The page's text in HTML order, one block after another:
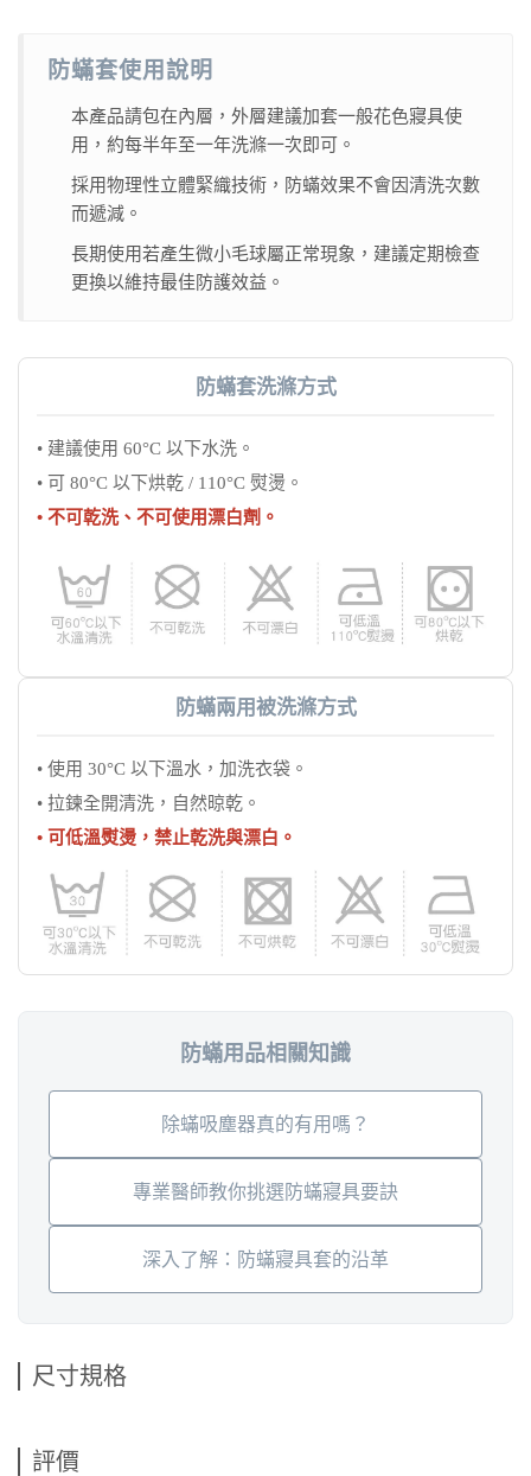
防蟎套使用說明
本產品請包在內層，外層建議加套一般花色寢具使
用，約每半年至一年洗滌一次即可。
採用物理性立體緊織技術，防蟎效果不會因清洗次數
而遞減。
長期使用若產生微小毛球屬正常現象，建議定期檢查
更換以維持最佳防護效益。
防蟎套洗滌方式
• 建議使用 60°C 以下水洗。
• 可 80°C 以下烘乾 / 110°C 熨燙。
• 不可乾洗、不可使用漂白劑。
防蟎兩用被洗滌方式
• 使用 30°C 以下溫水，加洗衣袋。
• 拉鍊全開清洗，自然晾乾。
• 可低溫熨燙，禁止乾洗與漂白。
防蟎用品相關知識
除蟎吸塵器真的有用嗎？
專業醫師教你挑選防蟎寢具要訣
深入了解：防蟎寢具套的沿革
尺寸規格
評價